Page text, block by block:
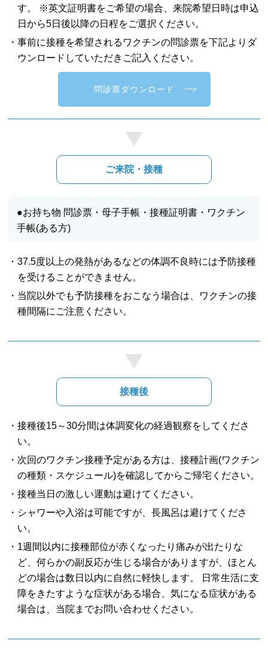
す。 ※英文証明書をご希望の場合、来院希望日時は申込
日から5日後以降の日程をご選択ください。
・事前に接種を希望されるワクチンの問診票を下記よりダ
ウンロードしていただきご記入ください。
問診票ダウンロード
ご来院・接種
●お持ち物 問診票・母子手帳・接種証明書・ワクチン
手帳(ある方)
・37.5度以上の発熱があるなどの体調不良時には予防接種
を受けることができません。
・当院以外でも予防接種をおこなう場合は、ワクチンの接
種間隔にご注意ください。
接種後
・接種後15～30分間は体調変化の経過観察をしてくださ
い。
・次回のワクチン接種予定がある方は、接種計画(ワクチン
の種類・スケジュール)を確認してからご帰宅ください。
・接種当日の激しい運動は避けてください。
・シャワーや入浴は可能ですが、長風呂は避けてくださ
い。
・1週間以内に接種部位が赤くなったり痛みが出たりな
ど、何らかの副反応が生じる場合がありますが、ほとん
どの場合は数日以内に自然に軽快します。 日常生活に支
障をきたすような症状がある場合、気になる症状がある
場合は、当院までお問い合わせください。